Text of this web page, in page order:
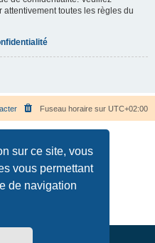
sur ce site, vous
vous permettant
de navigation
toutes les règles du
Fuseau horaire sur UTC+02:00
Software © phpBB Limited